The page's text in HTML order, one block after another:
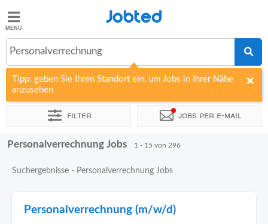
Jobted
Jobs
Gehalt
Jobted
Personalverrechnung
Tipp: geben Sie Ihren Standort ein, um Jobs in Ihrer Nähe
anzusehen
Filter Jobs per e-mail
Sortieren nach Unternehmen Personaldienstleister
Personalverrechnung Jobs 1 - 15 von 296
Suchergebnisse - Personalverrechnung Jobs
Personalverrechnung (m/w/d)